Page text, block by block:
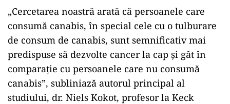
„Cercetarea noastră arată că persoanele care
consumă canabis, în special cele cu o tulburare
de consum de canabis, sunt semnificativ mai
predispuse să dezvolte cancer la cap și gât în ​​
comparație cu persoanele care nu consumă
canabis”, subliniază autorul principal al
studiului, dr. Niels Kokot, profesor la Keck